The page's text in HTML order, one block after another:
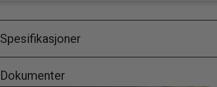
Spesifikasjoner
Dokumenter